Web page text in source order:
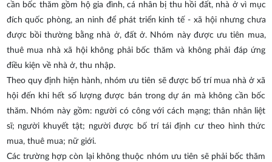
cần bốc thăm gồm hộ gia đình, cá nhân bị thu hồi đất, nhà ở vì mục
đích quốc phòng, an ninh để phát triển kinh tế - xã hội nhưng chưa
được bồi thường bằng nhà ở, đất ở. Nhóm này được ưu tiên mua,
thuê mua nhà xã hội không phải bốc thăm và không phải đáp ứng
điều kiện về nhà ở, thu nhập.
Theo quy định hiện hành, nhóm ưu tiên sẽ được bố trí mua nhà ở xã
hội đến khi hết số lượng được bán trong dự án mà không cần bốc
thăm. Nhóm này gồm: người có công với cách mạng; thân nhân liệt
sĩ; người khuyết tật; người được bố trí tái định cư theo hình thức
mua, thuê mua; nữ giới.
Các trường hợp còn lại không thuộc nhóm ưu tiên sẽ phải bốc thăm